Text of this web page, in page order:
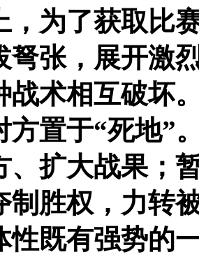
，为了获取比
弩张，展开激
战术相互破坏
方置于“死地”
、扩大战果；
制胜权，力转
性既有强势的